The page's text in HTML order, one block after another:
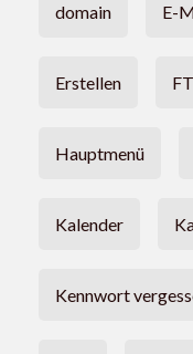
domain E-
Erstellen
Hauptmenü
Kalender
Kennwort